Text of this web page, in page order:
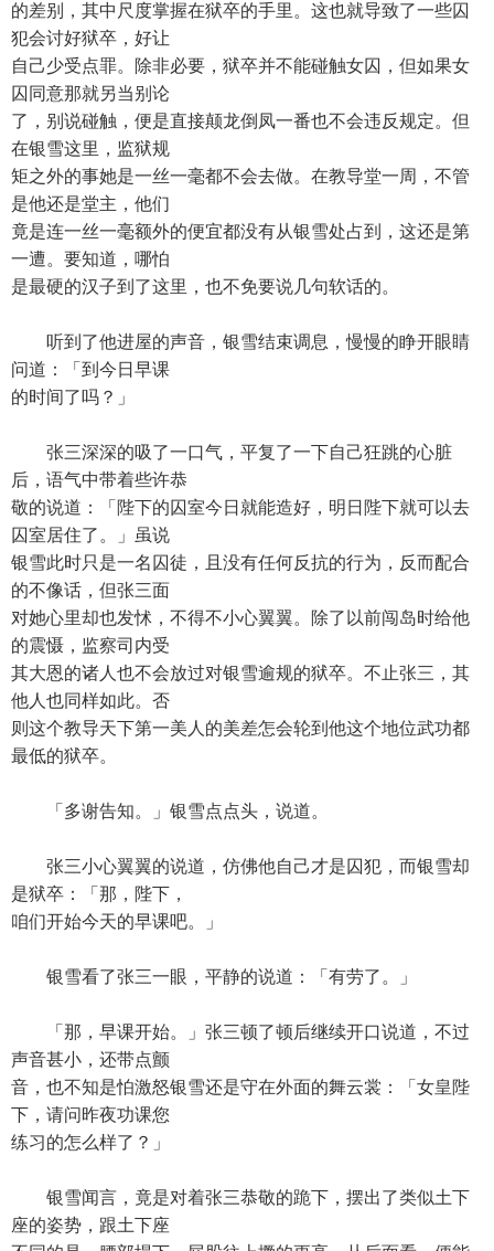
的差别，其中尺度掌握在狱卒的手里。这也就导致了一些囚
犯会讨好狱卒，好让
自己少受点罪。除非必要，狱卒并不能碰触女囚，但如果女
囚同意那就另当别论
了，别说碰触，便是直接颠龙倒凤一番也不会违反规定。但
在银雪这里，监狱规
矩之外的事她是一丝一毫都不会去做。在教导堂一周，不管
是他还是堂主，他们
竟是连一丝一毫额外的便宜都没有从银雪处占到，这还是第
一遭。要知道，哪怕
是最硬的汉子到了这里，也不免要说几句软话的。
听到了他进屋的声音，银雪结束调息，慢慢的睁开眼睛
问道：「到今日早课
的时间了吗？」
张三深深的吸了一口气，平复了一下自己狂跳的心脏
后，语气中带着些许恭
敬的说道：「陛下的囚室今日就能造好，明日陛下就可以去
囚室居住了。」虽说
银雪此时只是一名囚徒，且没有任何反抗的行为，反而配合
的不像话，但张三面
对她心里却也发怵，不得不小心翼翼。除了以前闯岛时给他
的震慑，监察司内受
其大恩的诸人也不会放过对银雪逾规的狱卒。不止张三，其
他人也同样如此。否
则这个教导天下第一美人的美差怎会轮到他这个地位武功都
最低的狱卒。
「多谢告知。」银雪点点头，说道。
张三小心翼翼的说道，仿佛他自己才是囚犯，而银雪却
是狱卒：「那，陛下，
咱们开始今天的早课吧。」
银雪看了张三一眼，平静的说道：「有劳了。」
「那，早课开始。」张三顿了顿后继续开口说道，不过
声音甚小，还带点颤
音，也不知是怕激怒银雪还是守在外面的舞云裳：「女皇陛
下，请问昨夜功课您
练习的怎么样了？」
银雪闻言，竟是对着张三恭敬的跪下，摆出了类似土下
座的姿势，跟土下座